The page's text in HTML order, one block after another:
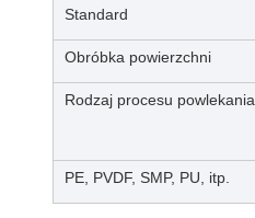
Standard
Obróbka powierzchni
Rodzaj procesu powlekania
PE, PVDF, SMP, PU, itp.